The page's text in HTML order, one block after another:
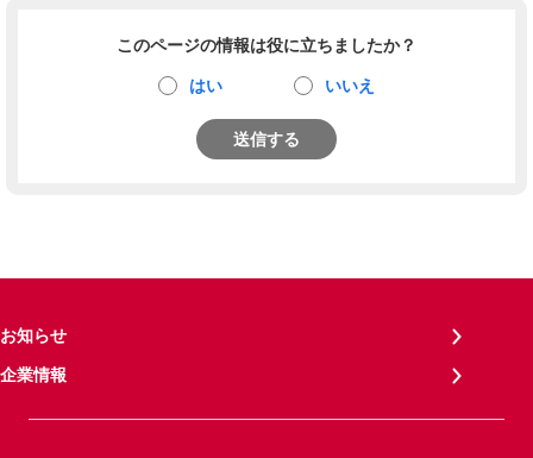
このページの情報は役に立ちましたか？
はい いいえ
送信する
お知らせ
企業情報